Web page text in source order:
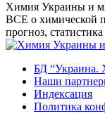
Химия Украины и
ВСЕ о химической
прогноз, статистика
БД
Наши
Индексация
Политика